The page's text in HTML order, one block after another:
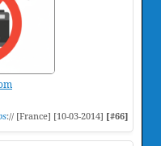
:// [France] [10-03-2014] [#66]